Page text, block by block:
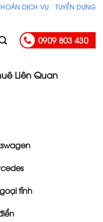
DỊCH VỤ TUYỂN DỤNG
0909 803 430
Liên Quan
tỉnh